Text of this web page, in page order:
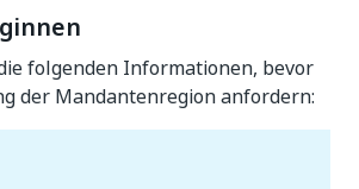
folgenden Informationen, bevor
der Mandantenregion anfordern: